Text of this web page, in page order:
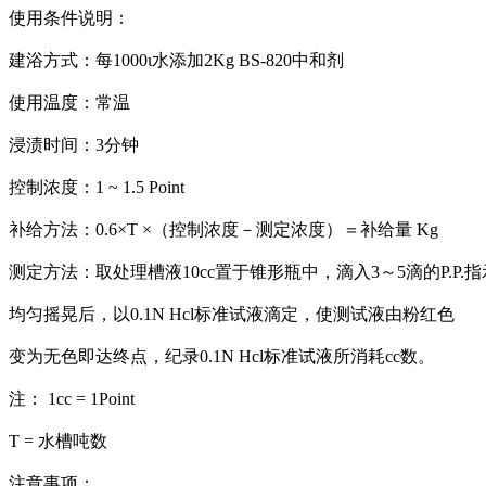
使用条件说明：
建浴方式：每1000ι水添加2Kg BS-820中和剂
使用温度：常温
浸渍时间：3分钟
控制浓度：1 ~ 1.5 Point
补给方法：0.6×T ×（控制浓度－测定浓度）＝补给量 Kg
测定方法：取处理槽液10cc置于锥形瓶中，滴入3～5滴的P.P.
均匀摇晃后，以0.1N Hcl标准试液滴定，使测试液由粉红色
变为无色即达终点，纪录0.1N Hcl标准试液所消耗cc数。
注： 1cc = 1Point
T = 水槽吨数